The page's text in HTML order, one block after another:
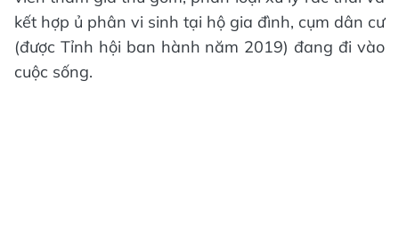
kết hợp ủ phân vi sinh tại hộ gia đình, cụm dân cư
(được Tỉnh hội ban hành năm 2019) đang đi vào
cuộc sống.